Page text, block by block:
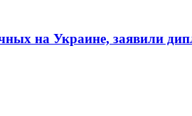
на Украине, заявили